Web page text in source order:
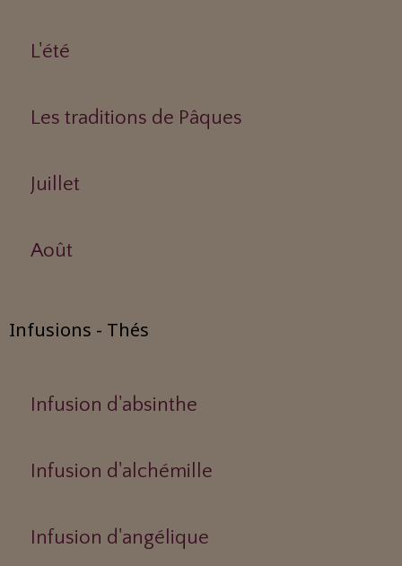
L'été
Les traditions de Pâques
Juillet
Août
Infusions - Thés
Infusion d'absinthe
Infusion d'alchémille
Infusion d'angélique